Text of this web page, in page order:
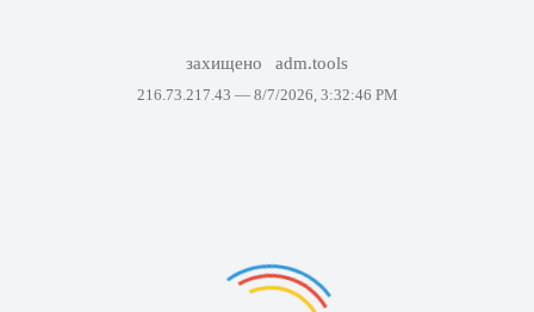
захищено adm.tools
216.73.217.43 — 8/7/2026, 3:32:46 PM